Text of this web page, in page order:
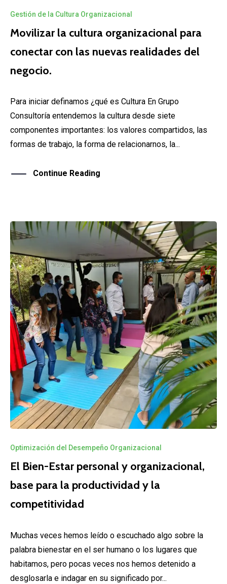
Gestión de la Cultura Organizacional
Movilizar la cultura organizacional para
conectar con las nuevas realidades del
negocio.
Para iniciar definamos ¿qué es Cultura En Grupo
Consultoría entendemos la cultura desde siete
componentes importantes: los valores compartidos, las
formas de trabajo, la forma de relacionarnos, la...
Continue Reading
Optimización del Desempeño Organizacional
El Bien-Estar personal y organizacional,
base para la productividad y la
competitividad
Muchas veces hemos leído o escuchado algo sobre la
palabra bienestar en el ser humano o los lugares que
habitamos, pero pocas veces nos hemos detenido a
desglosarla e indagar en su significado por...